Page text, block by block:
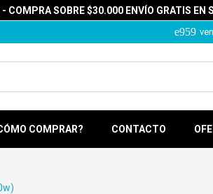
COMPRA SOBRE $30.000 ENVÍO GRATIS EN
COMPRAR? CONTACTO